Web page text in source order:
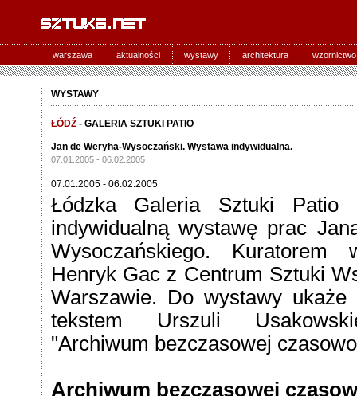
warszawa aktualności wystawy architektura wzornictwo
WYSTAWY
ŁÓDŹ - GALERIA SZTUKI PATIO
Jan de Weryha-Wysoczański. Wystawa indywidualna.
07.01.2005 - 06.02.2005
07.01.2005 - 06.02.2005
Łódzka Galeria Sztuki Patio
indywidualną wystawę prac
Wysoczańskiego. Kuratorem
Henryk Gac z Centrum Sztuki
Warszawie. Do wystawy
tekstem Urszuli
"Archiwum bezczasowej
Archiwum bezczasowej